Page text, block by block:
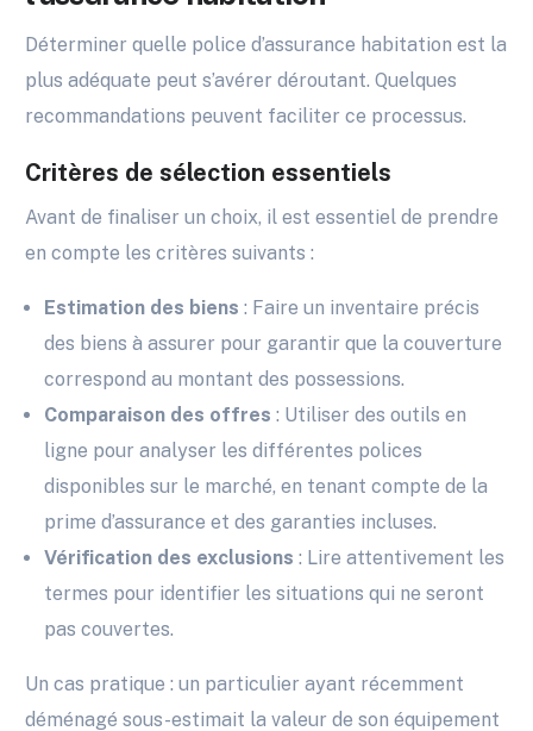
Déterminer quelle police d’assurance habitation est la
plus adéquate peut s’avérer déroutant. Quelques
recommandations peuvent faciliter ce processus.
Critères de sélection essentiels
Avant de finaliser un choix, il est essentiel de prendre
en compte les critères suivants :
Estimation des biens : Faire un inventaire précis
des biens à assurer pour garantir que la couverture
correspond au montant des possessions.
Comparaison des offres : Utiliser des outils en
ligne pour analyser les différentes polices
disponibles sur le marché, en tenant compte de la
prime d’assurance et des garanties incluses.
Vérification des exclusions : Lire attentivement les
termes pour identifier les situations qui ne seront
pas couvertes.
Un cas pratique : un particulier ayant récemment
déménagé sous-estimait la valeur de son équipement